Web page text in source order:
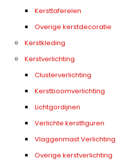
Kersttaferelen
Overige kerstdecoratie
Kerstkleding
Kerstverlichting
Clusterverlichting
Kerstboomverlichting
Lichtgordijnen
Verlichte kerstfiguren
Vlaggenmast Verlichting
Overige kerstverlichting